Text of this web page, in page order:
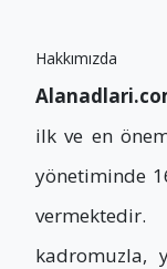
Hakkımızda
ilk ve en
yönetiminde
kadromuzla,